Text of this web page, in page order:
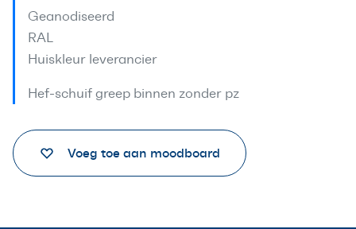
Geanodiseerd
RAL
Huiskleur leverancier
Hef-schuif greep binnen zonder pz
Voeg toe aan moodboard